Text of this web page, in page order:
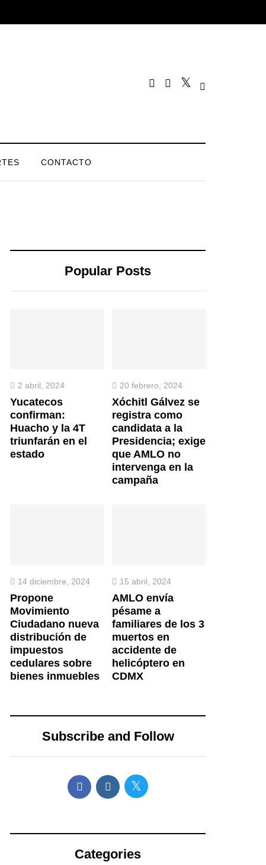
CONTACTO
Popular Posts
2 abril, 2024
Yucatecos
confirman:
Huacho y la 4T
triunfarán en el
estado
20 febrero, 2024
Xóchitl Gálvez se
registra como
candidata a la
Presidencia; exige
que AMLO no
intervenga en la
campaña
14 diciembre, 2024
Propone
Movimiento
Ciudadano nueva
distribución de
impuestos
cedulares sobre
bienes inmuebles
15 abril, 2024
AMLO envía
pésame a
familiares de los 3
muertos en
accidente de
helicóptero en
CDMX
Subscribe and Follow
Categories